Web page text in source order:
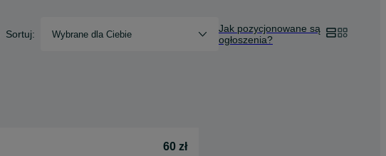
Sortuj: Wybrane dla Ciebie
Jak pozycjonowane są
ogłoszenia?
60 zł